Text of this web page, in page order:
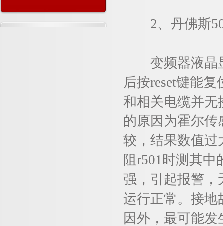
2、丹佛斯
变频器液晶显
后按reset键能
和相关电缆并无
的原因为霍尔
较，结果数值过
阻r501时测其
强，引起报警，
运行正常。接地
因外，最可能